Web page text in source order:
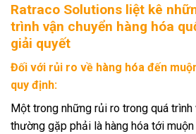
Ratraco Solutions liệt kê
trình vận chuyển hàng hóa
giải quyết
Đối với rủi ro về hàng hóa đến
quy định:
Một trong những rủi ro trong quá trình
thường gặp phải là hàng hóa tới